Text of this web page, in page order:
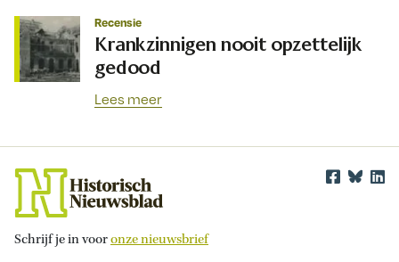
Recensie
Krankzinnigen nooit opzettelijk
gedood
Lees meer
Schrijf je in vooronze nieuwsbrief